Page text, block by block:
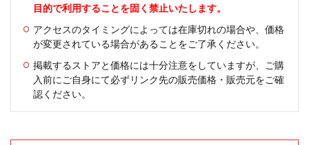
目的で利用することを固く禁止いたします。
アクセスのタイミングによっては在庫切れの場合や、価格
が変更されている場合があることをご了承ください。
掲載するストアと価格には十分注意をしていますが、ご購
入前にご自身にて必ずリンク先の販売価格・販売元をご確
認ください。